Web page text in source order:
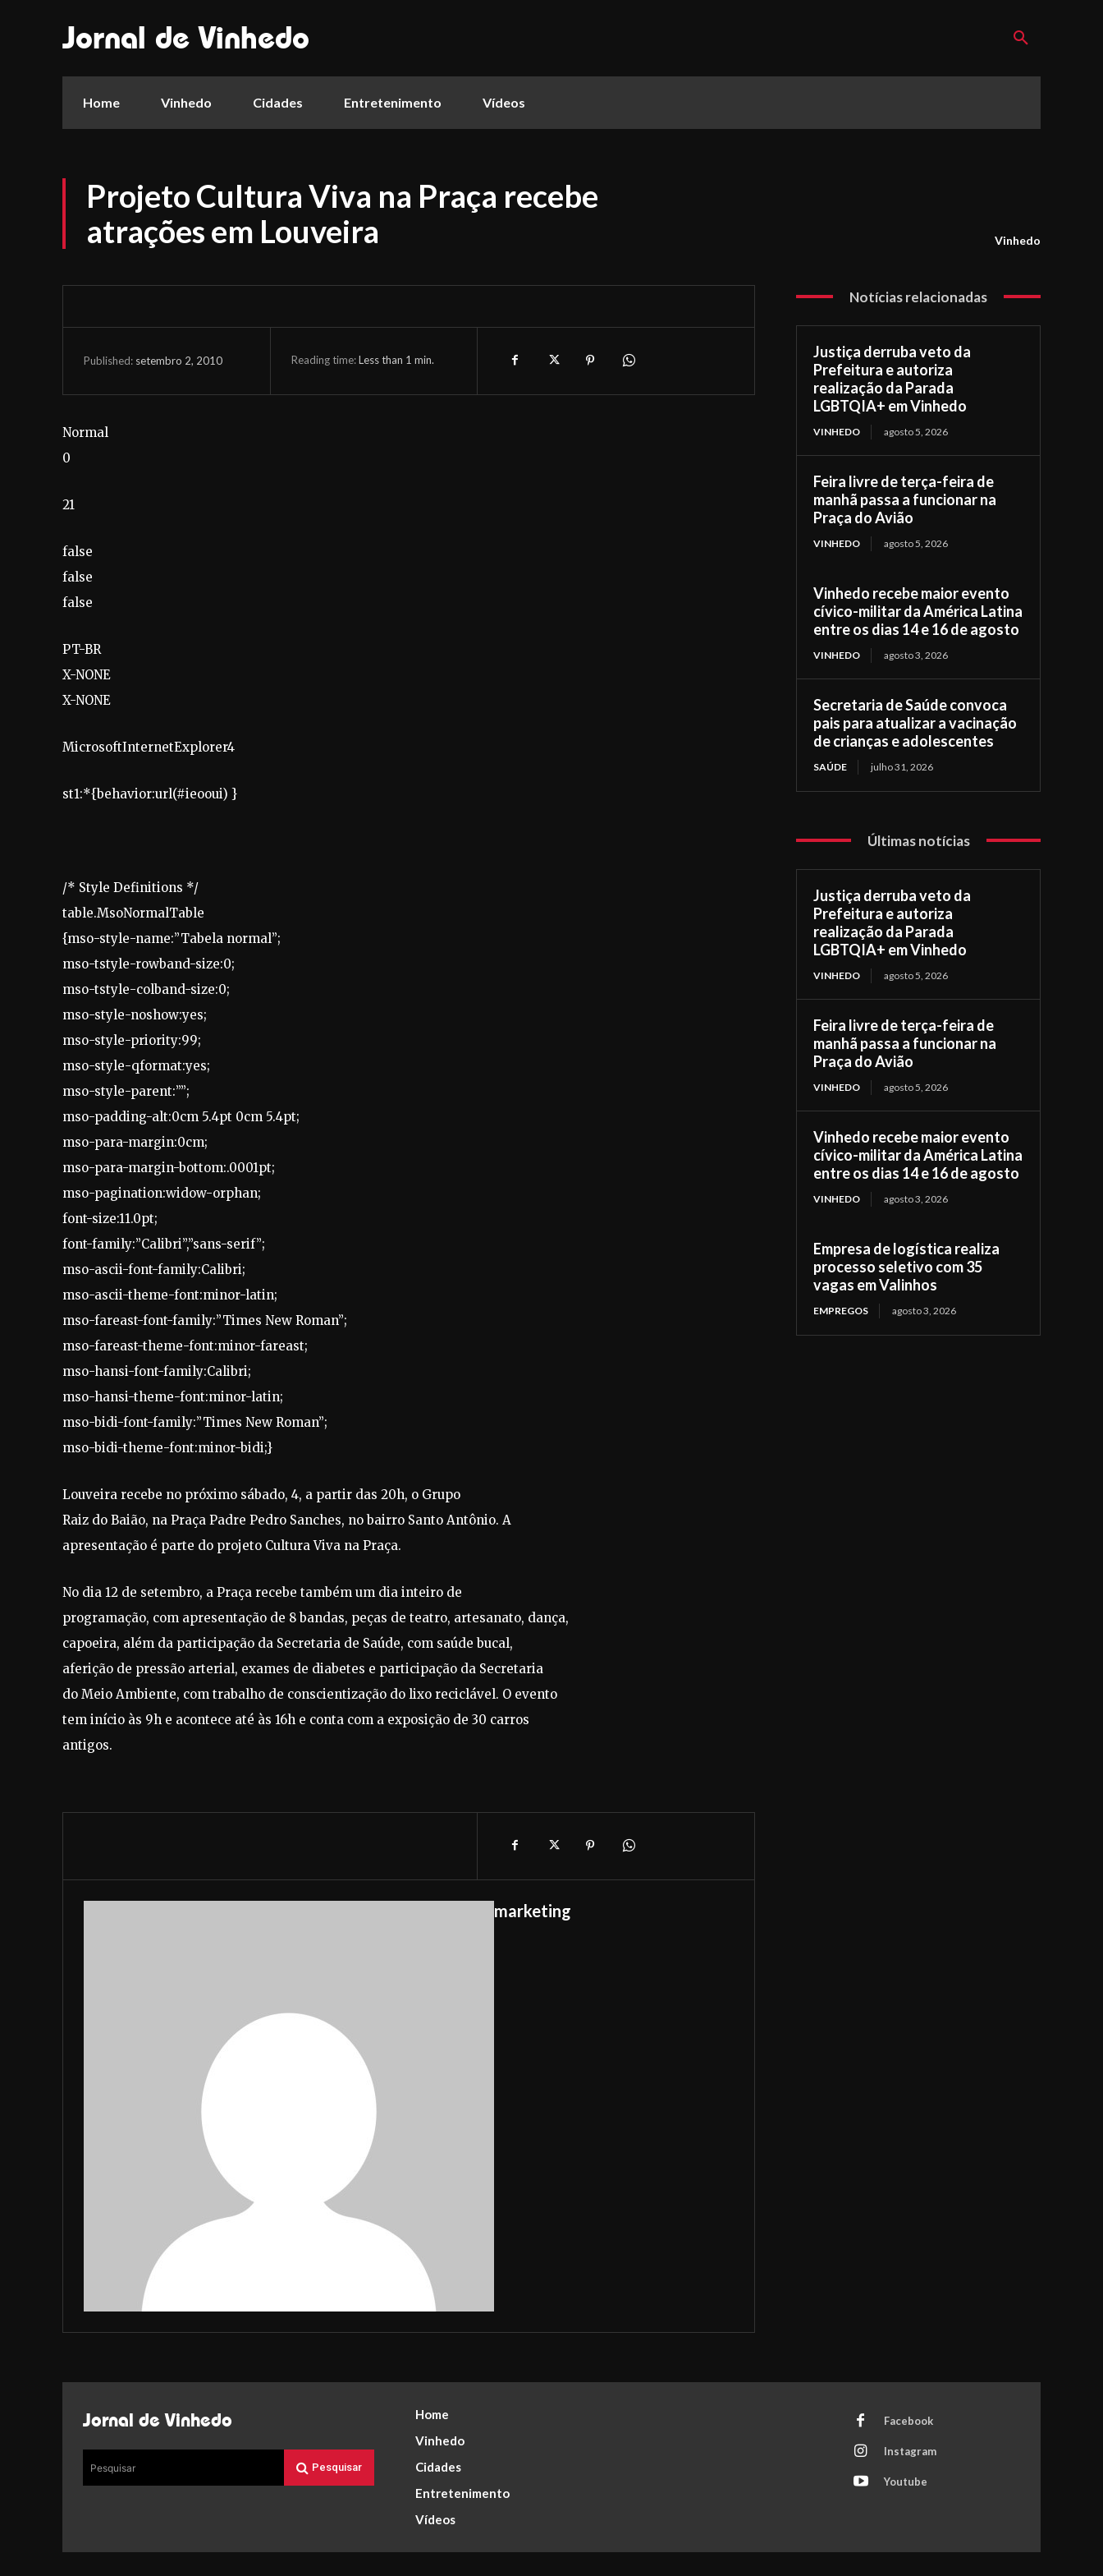
Jornal de Vinhedo
Home Vinhedo Cidades Entretenimento Vídeos
Projeto Cultura Viva na Praça recebe
atrações em Louveira
Vinhedo
Published: setembro 2, 2010 Reading time:Less than 1 min.
Normal
0
21
false
false
false
PT-BR
X-NONE
X-NONE
MicrosoftInternetExplorer4
st1:*{behavior:url(#ieooui) }
/* Style Definitions */
table.MsoNormalTable
{mso-style-name:”Tabela normal”;
mso-tstyle-rowband-size:0;
mso-tstyle-colband-size:0;
mso-style-noshow:yes;
mso-style-priority:99;
mso-style-qformat:yes;
mso-style-parent:””;
mso-padding-alt:0cm 5.4pt 0cm 5.4pt;
mso-para-margin:0cm;
mso-para-margin-bottom:.0001pt;
mso-pagination:widow-orphan;
font-size:11.0pt;
font-family:”Calibri”,”sans-serif”;
mso-ascii-font-family:Calibri;
mso-ascii-theme-font:minor-latin;
mso-fareast-font-family:”Times New Roman”;
mso-fareast-theme-font:minor-fareast;
mso-hansi-font-family:Calibri;
mso-hansi-theme-font:minor-latin;
mso-bidi-font-family:”Times New Roman”;
mso-bidi-theme-font:minor-bidi;}
Louveira recebe no próximo sábado, 4, a partir das 20h, o Grupo
Raiz do Baião, na Praça Padre Pedro Sanches, no bairro Santo Antônio. A
apresentação é parte do projeto Cultura Viva na Praça.
No dia 12 de setembro, a Praça recebe também um dia inteiro de
programação, com apresentação de 8 bandas, peças de teatro, artesanato, dança,
capoeira, além da participação da Secretaria de Saúde, com saúde bucal,
aferição de pressão arterial, exames de diabetes e participação da Secretaria
do Meio Ambiente, com trabalho de conscientização do lixo reciclável. O evento
tem início às 9h e acontece até às 16h e conta com a exposição de 30 carros
antigos.
marketing
Notícias relacionadas
Justiça derruba veto da
Prefeitura e autoriza
realização da Parada
LGBTQIA+ em Vinhedo
VINHEDO agosto 5, 2026
Feira livre de terça-feira de
manhã passa a funcionar na
Praça do Avião
VINHEDO agosto 5, 2026
Vinhedo recebe maior evento
cívico-militar da América Latina
entre os dias 14 e 16 de agosto
VINHEDO agosto 3, 2026
Secretaria de Saúde convoca
pais para atualizar a vacinação
de crianças e adolescentes
SAÚDE julho 31, 2026
Últimas notícias
Justiça derruba veto da
Prefeitura e autoriza
realização da Parada
LGBTQIA+ em Vinhedo
VINHEDO agosto 5, 2026
Feira livre de terça-feira de
manhã passa a funcionar na
Praça do Avião
VINHEDO agosto 5, 2026
Vinhedo recebe maior evento
cívico-militar da América Latina
entre os dias 14 e 16 de agosto
VINHEDO agosto 3, 2026
Empresa de logística realiza
processo seletivo com 35
vagas em Valinhos
EMPREGOS agosto 3, 2026
Jornal de Vinhedo
Pesquisar Pesquisar
Home
Vinhedo
Cidades
Entretenimento
Vídeos
Facebook
Instagram
Youtube